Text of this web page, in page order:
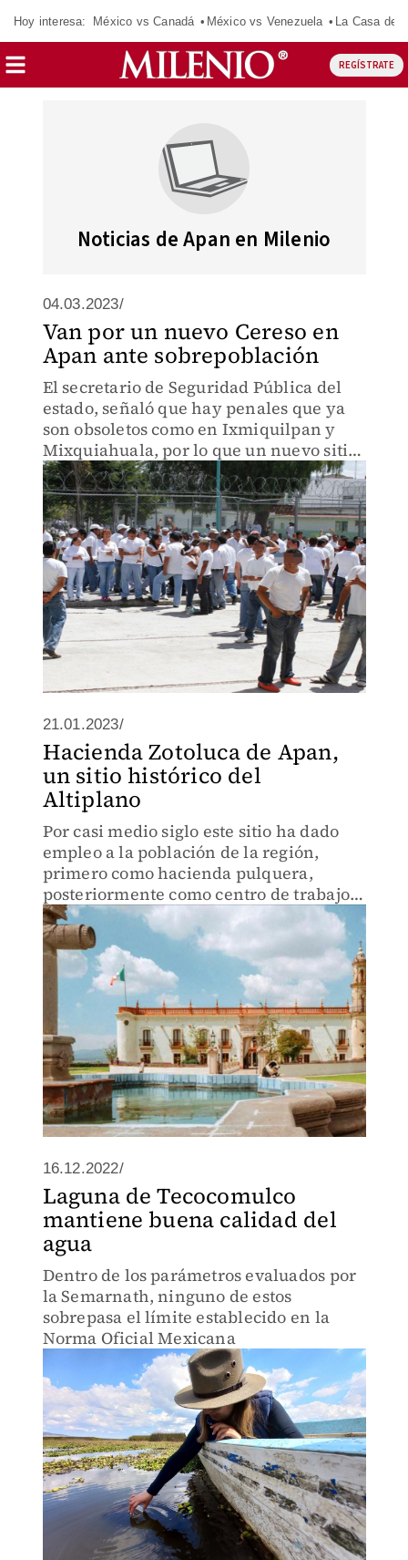
Hoy interesa: México vs Canadá México vs Venezuela La Casa de
REGÍSTRATE
Noticias de Apan en Milenio
04.03.2023/
Van por un nuevo Cereso en
Apan ante sobrepoblación
El secretario de Seguridad Pública del
estado, señaló que hay penales que ya
son obsoletos como en Ixmiquilpan y
Mixquiahuala, por lo que un nuevo sitio
sería de ayuda para la reinserción
21.01.2023/
Hacienda Zotoluca de Apan,
un sitio histórico del
Altiplano
Por casi medio siglo este sitio ha dado
empleo a la población de la región,
primero como hacienda pulquera,
posteriormente como centro de trabajo
regional y ahora como punto de
encuentro turístico
16.12.2022/
Laguna de Tecocomulco
mantiene buena calidad del
agua
Dentro de los parámetros evaluados por
la Semarnath, ninguno de estos
sobrepasa el límite establecido en la
Norma Oficial Mexicana